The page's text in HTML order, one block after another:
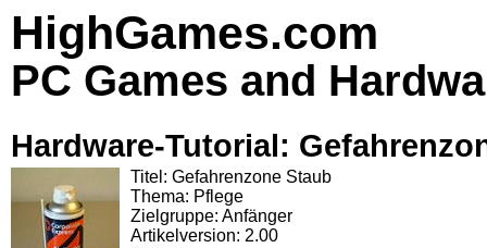
HighGames.com
PC Games and
Hardware-Tutorial:
Titel: Gefahrenzone Staub
Thema: Pflege
Zielgruppe: Anfänger
Artikelversion: 2.00